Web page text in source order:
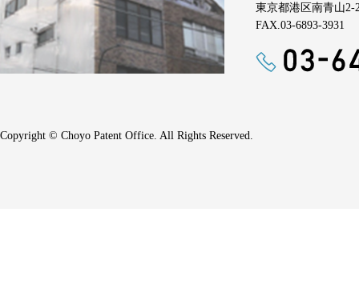
東京都港区南青山2-
FAX.03-6893-3931
Copyright © Choyo Patent Office. All Rights Reserved.